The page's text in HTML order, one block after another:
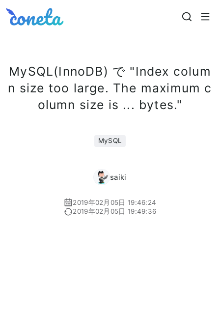
Coneta
MySQL(InnoDB) で "Index colum
n size too large. The maximum c
olumn size is ... bytes."
MySQL
saiki
2019年02月05日 19:46:24
2019年02月05日 19:49:36